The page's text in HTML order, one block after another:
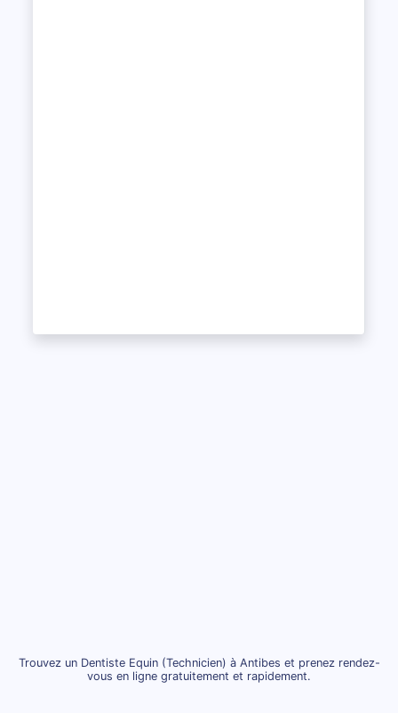
Trouvez un Dentiste Equin (Technicien) à Antibes et prenez rendez-
vous en ligne gratuitement et rapidement.